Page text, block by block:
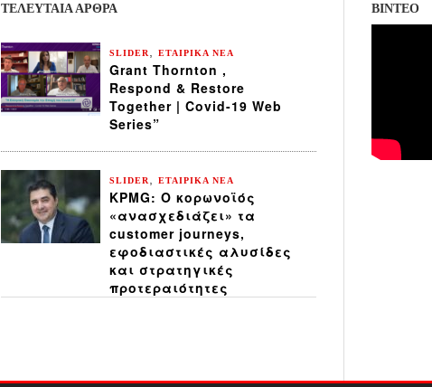
ΤΕΛΕΥΤΑΙΑ ΆΡΘΡΑ
SLIDER ΕΤΑΙΡΙΚΑ ΝΕΑ
Grant Thornton ,
Respond & Restore
Together | Covid-19 Web
Series”
SLIDER ΕΤΑΙΡΙΚΑ ΝΕΑ
KPMG: Ο κορωνοϊός
«ανασχεδιάζει» τα
customer journeys,
εφοδιαστικές αλυσίδες
και στρατηγικές
προτεραιότητες
ΒΙΝΤΕΟ